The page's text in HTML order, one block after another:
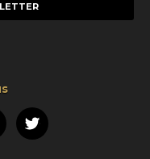
PinterestTwitter